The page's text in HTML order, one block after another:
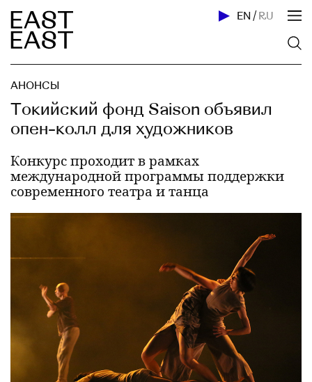
EN / RU
АНОНСЫ
Токийский фонд Saison объявил
опен-колл для художников
Конкурс проходит в рамках
международной программы поддержки
современного театра и танца